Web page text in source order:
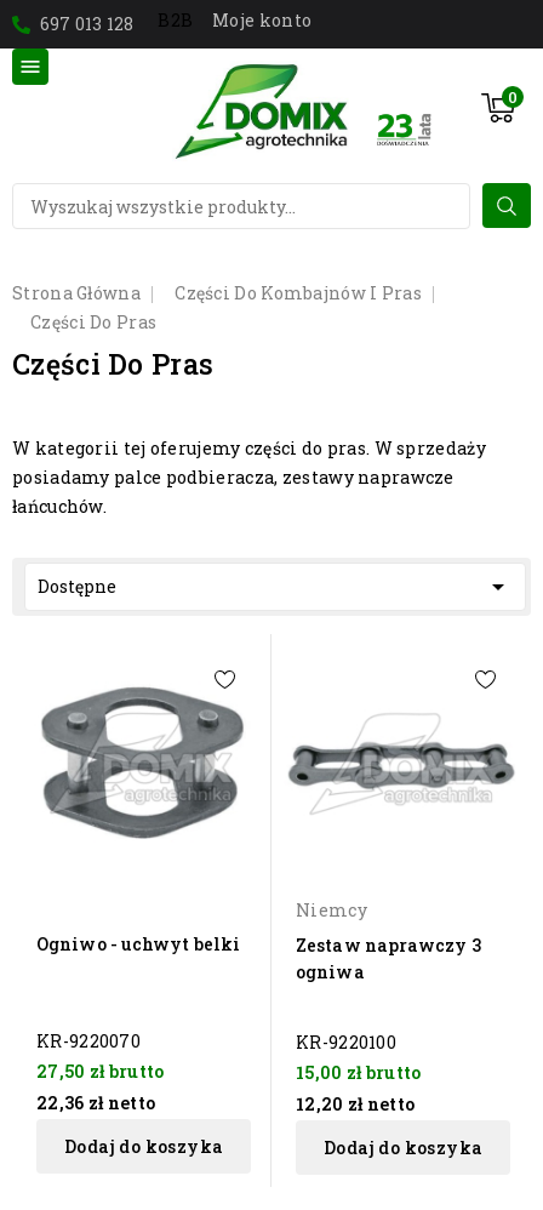
697 013 128 B2B Moje konto
0

Strona Główna
Części Do Kombajnów I Pras
Części Do Pras
Części Do Pras
W kategorii tej oferujemy części do pras. W sprzedaży
posiadamy palce podbieracza, zestawy naprawcze
łańcuchów.
Dostępne 
Ogniwo - uchwyt belki
KR-9220070
27,50 złbrutto
22,36 zł netto
Dodaj do koszyka
Niemcy
Zestaw naprawczy 3
ogniwa
KR-9220100
15,00 złbrutto
12,20 zł netto
Dodaj do koszyka